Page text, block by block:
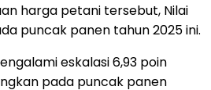
harga petani tersebut, Nilai
puncak panen tahun 2025 ini.
eskalasi 6,93 poin
pada puncak panen